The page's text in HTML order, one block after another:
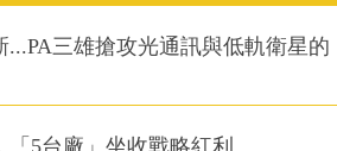
三雄搶攻光通訊與低軌衛星的
5台廠」坐收戰略紅利